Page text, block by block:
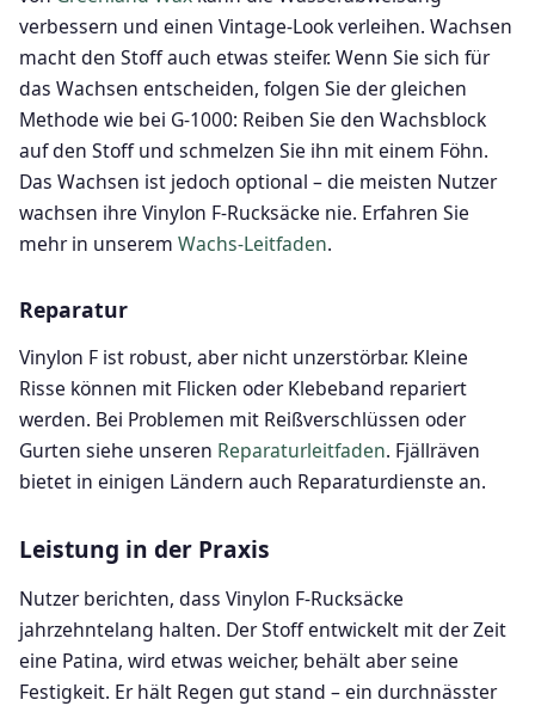
verbessern und einen Vintage-Look verleihen. Wachsen
macht den Stoff auch etwas steifer. Wenn Sie sich für
das Wachsen entscheiden, folgen Sie der gleichen
Methode wie bei G-1000: Reiben Sie den Wachsblock
auf den Stoff und schmelzen Sie ihn mit einem Föhn.
Das Wachsen ist jedoch optional – die meisten Nutzer
wachsen ihre Vinylon F-Rucksäcke nie. Erfahren Sie
mehr in unserem Wachs-Leitfaden.
Reparatur
Vinylon F ist robust, aber nicht unzerstörbar. Kleine
Risse können mit Flicken oder Klebeband repariert
werden. Bei Problemen mit Reißverschlüssen oder
Gurten siehe unseren Reparaturleitfaden. Fjällräven
bietet in einigen Ländern auch Reparaturdienste an.
Leistung in der Praxis
Nutzer berichten, dass Vinylon F-Rucksäcke
jahrzehntelang halten. Der Stoff entwickelt mit der Zeit
eine Patina, wird etwas weicher, behält aber seine
Festigkeit. Er hält Regen gut stand – ein durchnässter